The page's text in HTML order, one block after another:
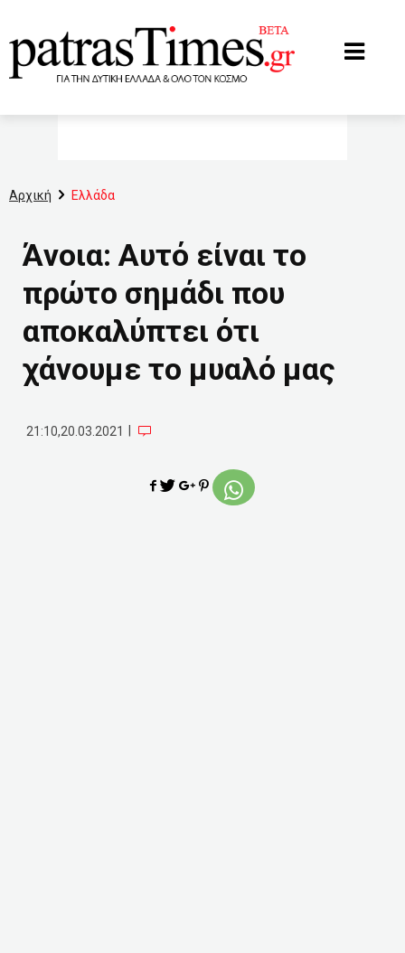
Αρχική Ελλάδα
Άνοια: Αυτό είναι το
πρώτο σημάδι που
αποκαλύπτει ότι
χάνουμε το μυαλό μας
21:10,20.03.2021